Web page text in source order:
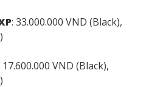
: 33.000.000 VND (Black),
17.600.000 VND (Black),